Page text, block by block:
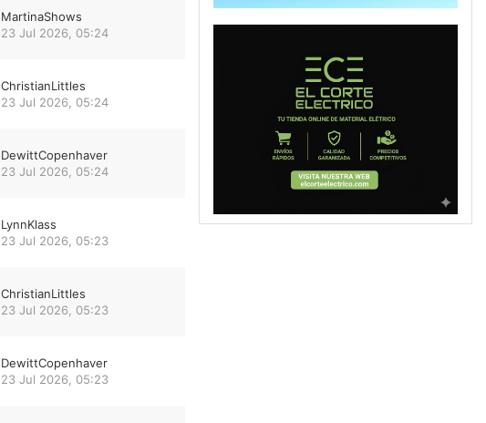
MartinaShows
23 Jul 2026, 05:24
ChristianLittles
23 Jul 2026, 05:24
DewittCopenhaver
23 Jul 2026, 05:24
LynnKlass
23 Jul 2026, 05:23
ChristianLittles
23 Jul 2026, 05:23
DewittCopenhaver
23 Jul 2026, 05:23